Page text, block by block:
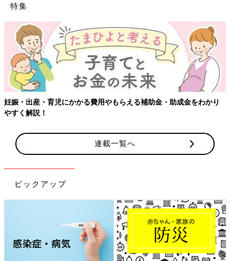
特集
妊娠・出産・育児にかかる費用やもらえる補助金・助成金をわかり
やすく解説！
連載一覧へ
ピックアップ